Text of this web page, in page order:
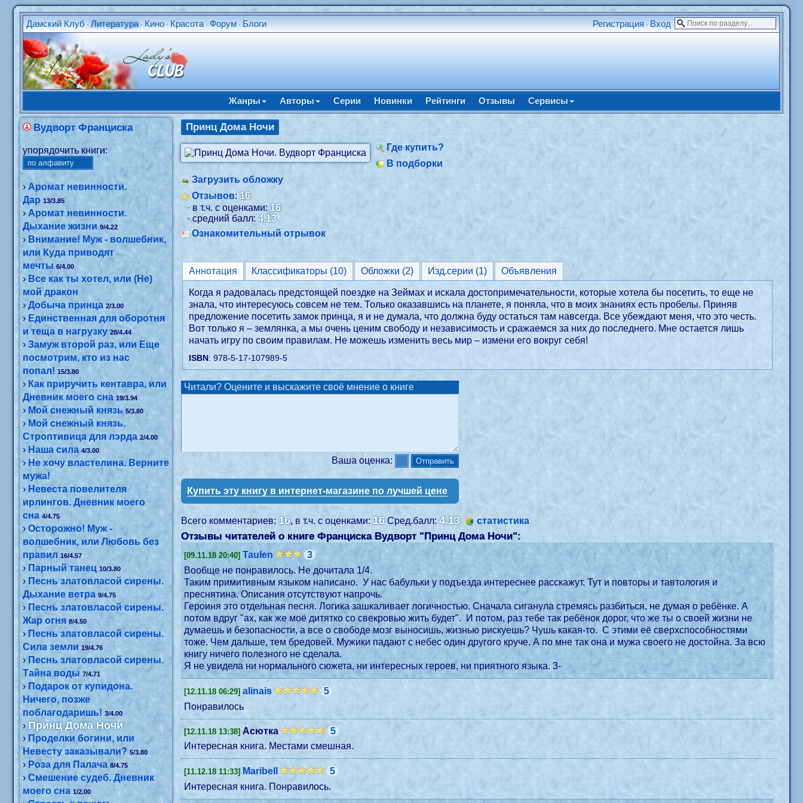
Дамский Клуб •Литература • Кино • Красота •Форум • Блоги Регистрация • Вход
Жанры Авторы Серии Новинки Рейтинги Отзывы Сервисы
Вудворт Франциска
упорядочить книги:
›Аромат невинности.
Дар 13/3.85
›Аромат невинности.
Дыхание жизни 9/4.22
› Внимание! Муж - волшебник,
или Куда приводят
мечты 6/4.00
›Все как ты хотел, или (Не)
мой дракон
›Добыча принца 2/3.00
›Единственная для оборотня
и теща в нагрузку 28/4.44
›Замуж второй раз, или Еще
посмотрим, кто из нас
попал! 15/3.80
›Как приручить кентавра, или
Дневник моего сна 19/3.94
› Мой снежный князь 5/3.80
›Мой снежный князь.
Строптивица для лэрда 2/4.00
› Наша сила 4/3.00
›Не хочу властелина. Верните
мужа!
› Невеста повелителя
ирлингов. Дневник моего
сна 4/4.75
›Осторожно! Муж -
волшебник, или Любовь без
правил 16/4.57
›Парный танец 10/3.80
›Песнь златовласой сирены.
Дыхание ветра 9/4.75
›Песнь златовласой сирены.
Жар огня 8/4.50
›Песнь златовласой сирены.
Сила земли 19/4.76
› Песнь златовласой сирены.
Тайна воды 7/4.71
› Подарок от купидона.
Ничего, позже
поблагодаришь! 3/4.00
›Принц Дома Ночи
›Проделки богини, или
Невесту заказывали? 5/3.80
›Роза для Палача 8/4.75
›Смешение судеб. Дневник
моего сна 1/2.00
Принц Дома Ночи
Где купить?
В подборки
Загрузить обложку
Отзывов:16
· в т.ч. с оценками:16
· средний балл:4.13
Ознакомительный отрывок
Аннотация Классификаторы (10) Обложки (2) Изд.серии (1) Объявления
Когда я радовалась предстоящей поездке на Зеймах и искала достопримечательности, которые хотела бы посетить, то еще не
знала, что интересуюсь совсем не тем. Только оказавшись на планете, я поняла, что в моих знаниях есть пробелы. Приняв
предложение посетить замок принца, я и не думала, что должна буду остаться там навсегда. Все убеждают меня, что это честь.
Вот только я – землянка, а мы очень ценим свободу и независимость и сражаемся за них до последнего. Мне остается лишь
начать игру по своим правилам. Не можешь изменить весь мир – измени его вокруг себя!
ISBN: 978-5-17-107989-5
Читали? Оцените и выскажите своё мнение о книге
Ваша оценка:
Купить эту книгу в интернет-магазине по лучшей цене
Всего комментариев:16, в т.ч. с оценками:16 Сред.балл:4.13 статистика
Отзывы читателей о книге Франциска Вудворт "Принц Дома Ночи":
[09.11.18 20:40] Taulen
3
Вообще не понравилось. Не дочитала 1/4.
Таким примитивным языком написано. У нас бабульки у подъезда интереснее расскажут. Тут и повторы и тавтология и
преснятина. Описания отсутствуют напрочь.
Героиня это отдельная песня. Логика зашкаливает логичностью. Сначала сиганула стремясь разбиться, не думая о ребёнке. А
потом вдруг "ах, как же моё дитятко со свекровью жить будет". И потом, раз тебе так ребёнок дорог, что же ты о своей жизни не
думаешь и безопасности, а все о свободе мозг выносишь, жизнью рискуешь? Чушь какая-то. С этими её сверхспособностями
тоже. Чем дальше, тем бредовей. Мужики падают с небес один другого круче. А по мне так она и мужа своего не достойна. За всю
книгу ничего полезного не сделала.
Я не увидела ни нормального сюжета, ни интересных героев, ни приятного языка. 3-
[12.11.18 06:29] alinais
5
Понравилось
[12.11.18 13:38] Асютка
5
Интересная книга. Местами смешная.
[11.12.18 11:33] Maribell
5
Интересная книга. Понравилось.